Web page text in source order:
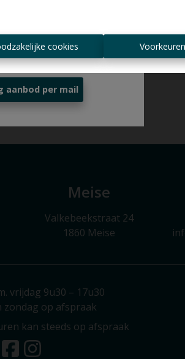
cookies
Meise
Valkebeekstraat 24
1860 Meise
vrijdag 9u30 – 17u30
zondag op afspraak
kan steeds op afspraak
op de hoogte zijn van
aanbiedingen?
aanbod per mail